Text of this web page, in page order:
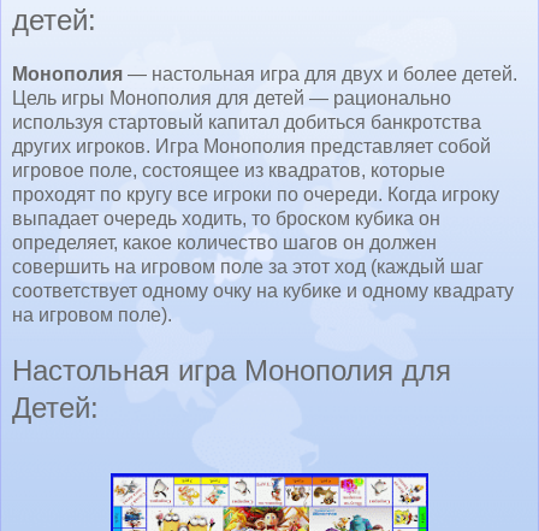
детей:
Монополия — настольная игра для двух и более детей.
Цель игры Монополия для детей — рационально
используя стартовый капитал добиться банкротства
других игроков. Игра Монополия представляет собой
игровое поле, состоящее из квадратов, которые
проходят по кругу все игроки по очереди. Когда игроку
выпадает очередь ходить, то броском кубика он
определяет, какое количество шагов он должен
совершить на игровом поле за этот ход (каждый шаг
соответствует одному очку на кубике и одному квадрату
на игровом поле).
Настольная игра Монополия для
Детей: